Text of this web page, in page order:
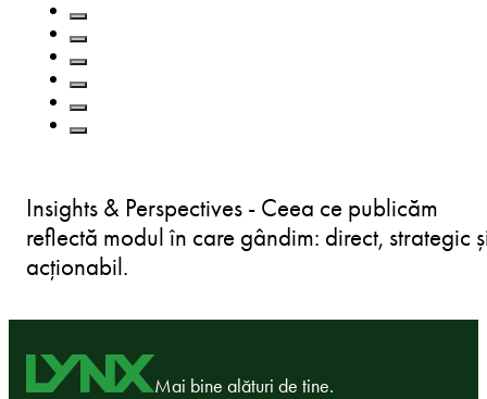
Insights & Perspectives - Ceea ce publicăm
reflectă modul în care gândim: direct, strategic
acționabil.
Mai bine alături de tine.